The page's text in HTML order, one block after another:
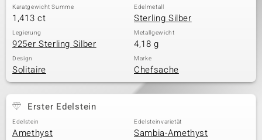
Classics
Karatgewicht Summe
1,413 ct
Edelmetall
Sterling Silber
Legierung
925er Sterling Silber
Metallgewicht
4,18 g
Design
Solitaire
Marke
Chefsache
Erster Edelstein
Edelstein
Amethyst
Edelsteinvarietät
Sambia-Amethyst